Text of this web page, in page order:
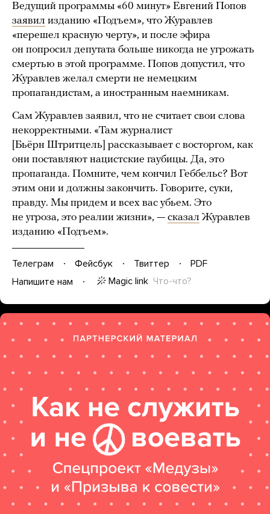
Ведущий программы «60 минут» Евгений Попов
заявил изданию «Подъем», что Журавлев
«перешел красную черту», и после эфира
он попросил депутата больше никогда не угрожать
смертью в этой программе. Попов допустил, что
Журавлев желал смерти не немецким
пропагандистам, а иностранным наемникам.
Сам Журавлев заявил, что не считает свои слова
некорректными. «Там журналист
[Бьёрн Штритцель] рассказывает с восторгом, как
они поставляют нацистские гаубицы. Да, это
пропаганда. Помните, чем кончил Геббельс? Вот
этим они и должны закончить. Говорите, суки,
правду. Мы придем и всех вас убьем. Это
не угроза, это реалии жизни», — сказал Журавлев
изданию «Подъем».
Телеграм Фейсбук Твиттер
PDF
Напишите нам
Magic link Что-что?